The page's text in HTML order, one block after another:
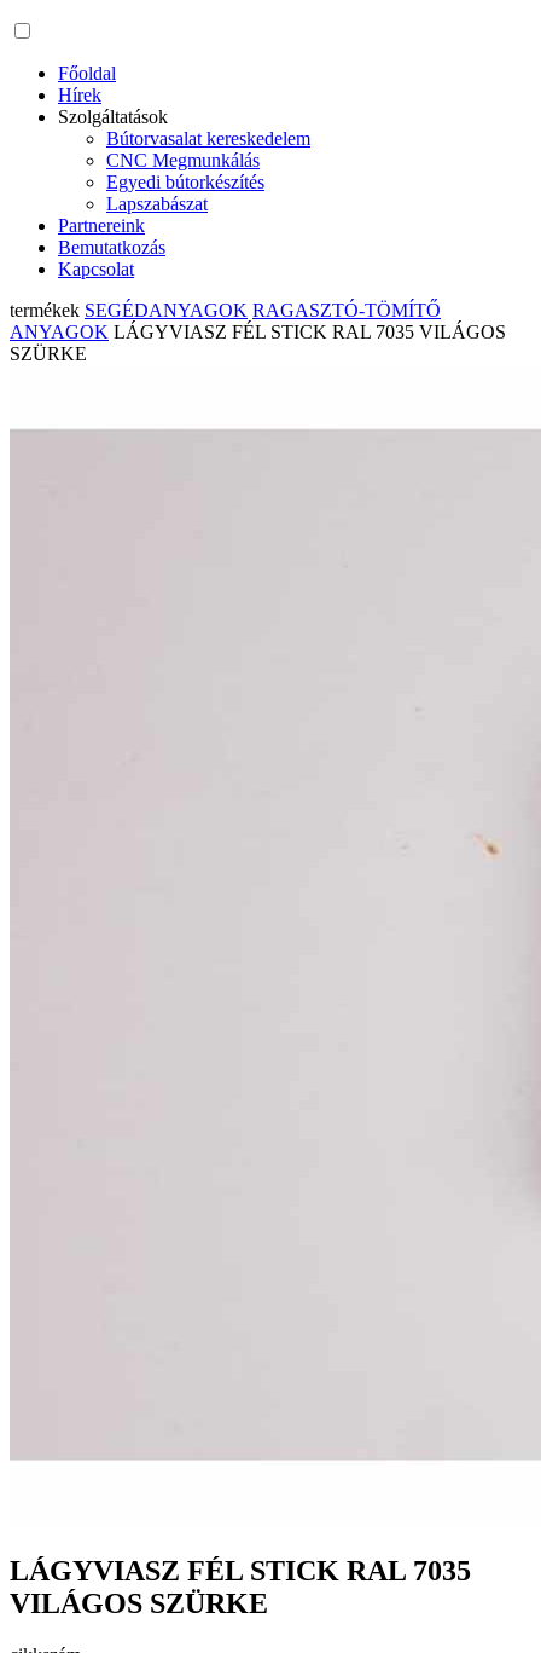
Főoldal
Hírek
Szolgáltatások
Bútorvasalat kereskedelem
CNC Megmunkálás
Egyedi bútorkészítés
Lapszabászat
Partnereink
Bemutatkozás
Kapcsolat
termékek SEGÉDANYAGOK RAGASZTÓ-TÖMÍTŐ
ANYAGOK LÁGYVIASZ FÉL STICK RAL 7035 VILÁGOS
SZÜRKE
LÁGYVIASZ FÉL STICK RAL 7035
VILÁGOS SZÜRKE